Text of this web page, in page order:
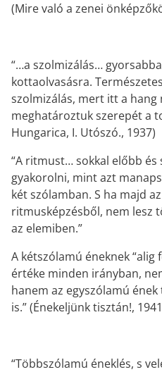
(Mire való a zenei
“…a szolmizálás…
kottaolvasásra.
szolmizálás, mert itt a hang
meghatároztuk szerepét a
Hungarica, I. Utószó., 1937)
“A ritmust… sokkal előbb
gyakorolni, mint azt
két szólamban. S ha majd
ritmusképzésből, nem lesz
az elemiben.”
A kétszólamú éneknek
értéke minden irányban,
hanem az egyszólamú
is.” (Énekeljünk tisztán!,
“Többszólamú éneklés, s